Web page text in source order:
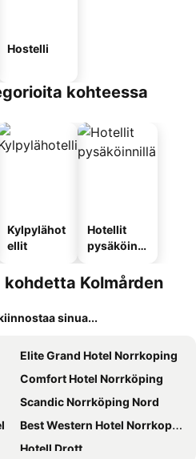
Hostelli
kohteessa
Kylpylähot
ellit
Hotellit
pysäköinni
Kolmården
sinua...
Elite Grand Hotel Norrkoping
Comfort Hotel Norrköping
Scandic Norrköping Nord
Best Western Hotel Norrkoping City
Hotell Drott